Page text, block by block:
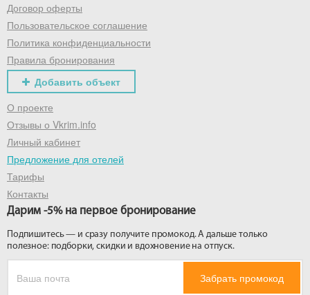
Договор оферты
Пользовательское соглашение
Политика конфиденциальности
Правила бронирования
Добавить объект
О проекте
Отзывы о Vkrim.info
Личный кабинет
Предложение для отелей
Тарифы
Контакты
Дарим -5% на первое бронирование
Подпишитесь — и сразу получите промокод. А дальше только
полезное: подборки, скидки и вдохновение на отпуск.
Забрать промокод